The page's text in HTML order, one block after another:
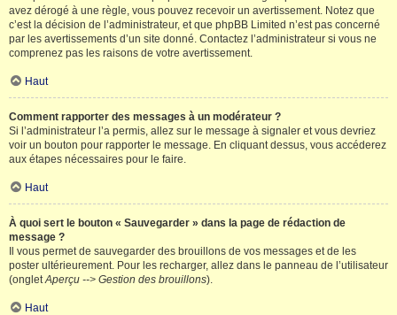
avez dérogé à une règle, vous pouvez recevoir un avertissement. Notez que
c’est la décision de l’administrateur, et que phpBB Limited n’est pas concerné
par les avertissements d’un site donné. Contactez l’administrateur si vous ne
comprenez pas les raisons de votre avertissement.
Haut
Comment rapporter des messages à un modérateur ?
Si l’administrateur l’a permis, allez sur le message à signaler et vous devriez
voir un bouton pour rapporter le message. En cliquant dessus, vous accéderez
aux étapes nécessaires pour le faire.
Haut
À quoi sert le bouton « Sauvegarder » dans la page de rédaction de
message ?
Il vous permet de sauvegarder des brouillons de vos messages et de les
poster ultérieurement. Pour les recharger, allez dans le panneau de l’utilisateur
(ongletAperçu --> Gestion des brouillons).
Haut